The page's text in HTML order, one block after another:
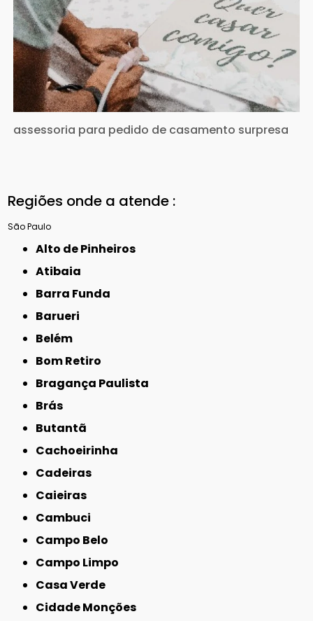
assessoria para pedido de casamento surpresa
Regiões onde a atende :
São Paulo
Alto de Pinheiros
Atibaia
Barra Funda
Barueri
Belém
Bom Retiro
Bragança Paulista
Brás
Butantã
Cachoeirinha
Cadeiras
Caieiras
Cambuci
Campo Belo
Campo Limpo
Casa Verde
Cidade Monções